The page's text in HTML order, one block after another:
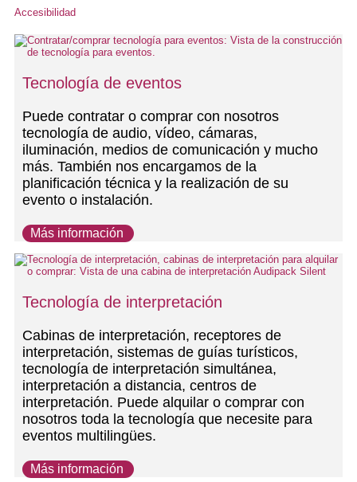
Accesibilidad
Tecnología de eventos
Puede contratar o comprar con nosotros
tecnología de audio, vídeo, cámaras,
iluminación, medios de comunicación y mucho
más. También nos encargamos de la
planificación técnica y la realización de su
evento o instalación.
Más información
Tecnología de interpretación
Cabinas de interpretación, receptores de
interpretación, sistemas de guías turísticos,
tecnología de interpretación simultánea,
interpretación a distancia, centros de
interpretación. Puede alquilar o comprar con
nosotros toda la tecnología que necesite para
eventos multilingües.
Más información